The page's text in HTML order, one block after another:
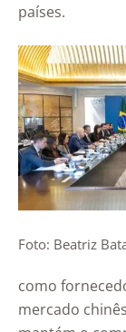
países.
Foto: Beatriz
como
mercado